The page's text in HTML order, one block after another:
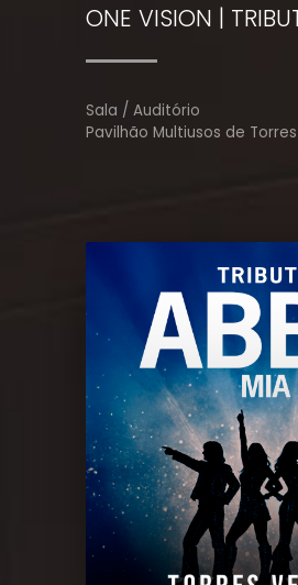
ONE VISION |
Sala / Auditório
Pavilhão Multiusos de